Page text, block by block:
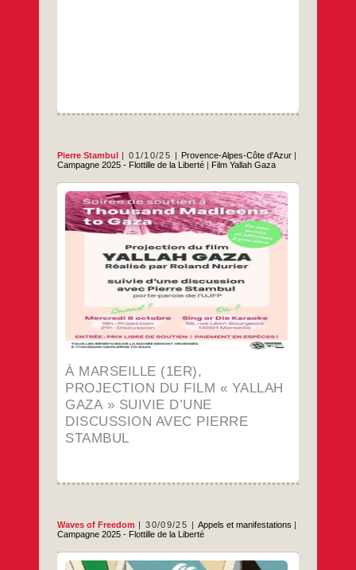
Pierre Stambul 01/10/25 Provence-Alpes-Côte d'Azur |
Campagne 2025 - Flottille de la Liberté | Film Yallah Gaza
À MARSEILLE (1ER),
PROJECTION DU FILM « YALLAH
GAZA » SUIVIE D’UNE
DISCUSSION AVEC PIERRE
STAMBUL
Projection suivie d’une discussion avec
Pierre Stambul.
…
Waves of Freedom 30/09/25 Appels et manifestations |
Campagne 2025 - Flottille de la Liberté